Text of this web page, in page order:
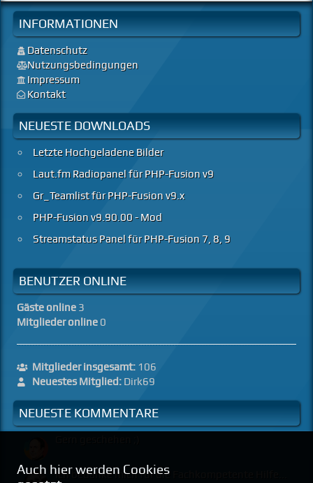
Auch hier werden Cookies
INFORMATIONEN
Datenschutz
Nutzungsbedingungen
Impressum
Kontakt
NEUESTE DOWNLOADS
Letzte Hochgeladene Bilder
Laut.fm Radiopanel für PHP-Fusion v9
Gr_Teamlist für PHP-Fusion v9.x
PHP-Fusion v9.90.00 - Mod
Streamstatus Panel für PHP-Fusion 7, 8, 9
BENUTZER ONLINE
Gäste online 3
Mitglieder online 0
Mitglieder insgesamt: 106
Neuestes Mitglied: Dirk69
NEUESTE KOMMENTARE
Ich bedanke mich für die Fachkompetente Hilfe...